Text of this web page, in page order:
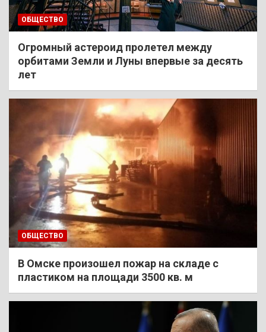
ОБЩЕСТВО
Огромный астероид пролетел между
орбитами Земли и Луны впервые за десять
лет
ОБЩЕСТВО
В Омске произошел пожар на складе с
пластиком на площади 3500 кв. м